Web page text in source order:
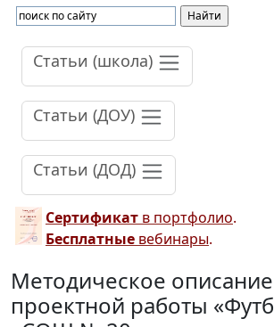
Статьи (школа)
Статьи (ДОУ)
Статьи (ДОД)
Сертификат в портфолио.
Бесплатные вебинары.
Методическое описание
проектной работы